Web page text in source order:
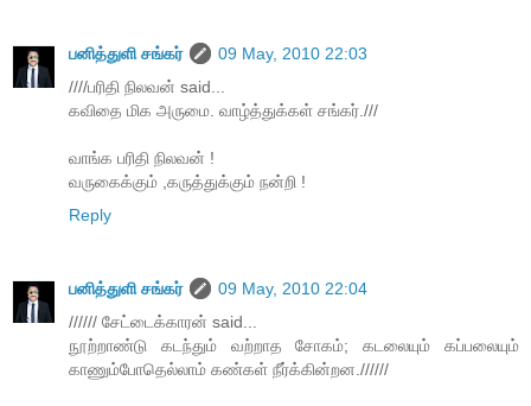
பனித்துளி சங்கர்
09 May, 2010 22:03
////பரிதி நிலவன் said...
கவிதை மிக அருமை. வாழ்த்துக்கள் சங்கர்.///
வாங்க பரிதி நிலவன் !
வருகைக்கும் ,கருத்துக்கும் நன்றி !
Reply
பனித்துளி சங்கர்
09 May, 2010 22:04
////// சேட்டைக்காரன் said...
நூற்றாண்டு கடந்தும் வற்றாத சோகம்; கடலையும் கப்பலையும்
காணும்போதெல்லாம் கண்கள் நீர்க்கின்றன.//////